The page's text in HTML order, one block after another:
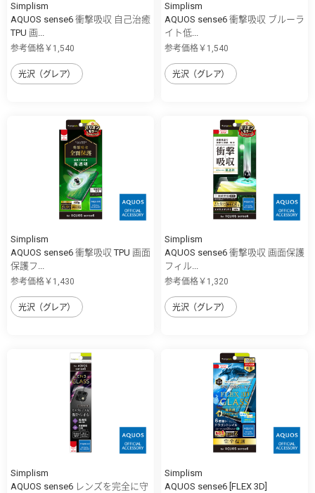
Simplism
AQUOS sense6 衝撃吸収 自己治癒
TPU 画...
参考価格￥1,540
光沢（グレア）
Simplism
AQUOS sense6 衝撃吸収 ブルーラ
イト低...
参考価格￥1,540
光沢（グレア）
Simplism
AQUOS sense6 衝撃吸収 TPU 画面
保護フ...
参考価格￥1,430
光沢（グレア）
Simplism
AQUOS sense6 衝撃吸収 画面保護
フィル...
参考価格￥1,320
光沢（グレア）
Simplism
AQUOS sense6 レンズを完全に守
Simplism
AQUOS sense6 [FLEX 3D]